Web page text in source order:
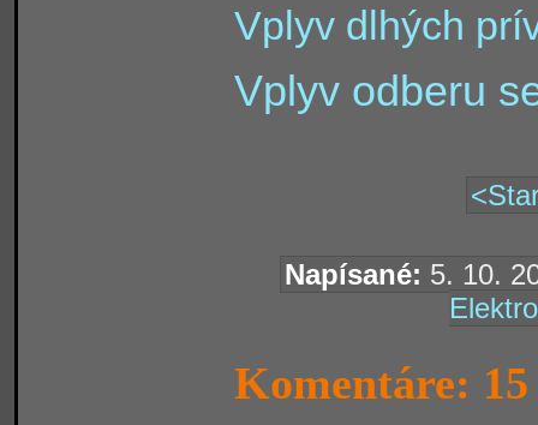
Vplyv dlhých
Vplyv odberu
Napísané: 5. 10.
Komentáre: 15